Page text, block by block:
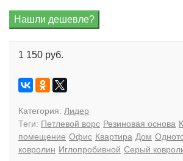
1 150 руб.
Категория: Лидер
Теги: Петлевой ворс Резиновая основа
помещение Офис Квартира Дом
ковролин Иглопробивной Серый